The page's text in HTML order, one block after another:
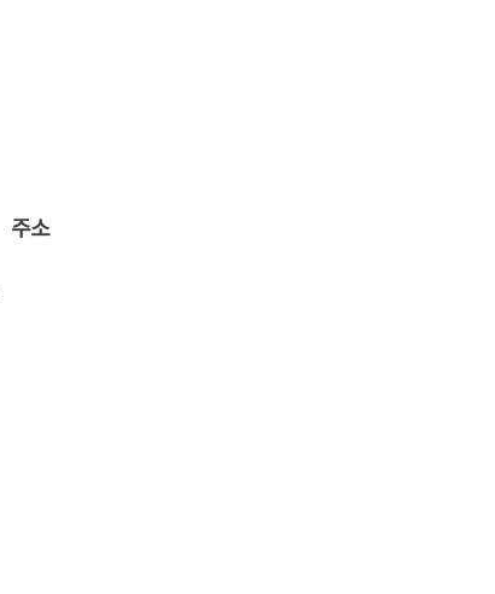
주소